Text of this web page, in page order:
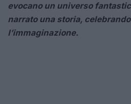
evocano un universo
narrato una storia,
l’immaginazione.